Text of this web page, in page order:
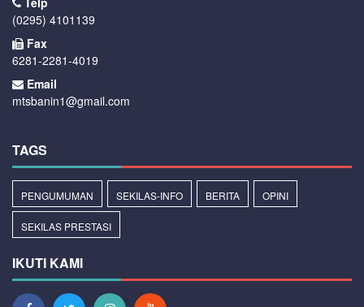
(0295) 4101139
Fax
6281-2281-4019
Email
mtsbanin1@gmail.com
TAGS
PENGUMUMAN SEKILAS-INFO BERITA OPINI
SEKILAS PRESTASI
IKUTI KAMI